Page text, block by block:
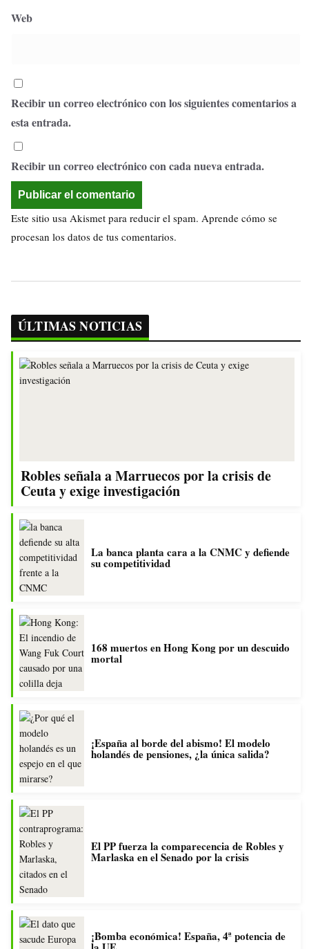
Web
Recibir un correo electrónico con los siguientes comentarios a
esta entrada.
Recibir un correo electrónico con cada nueva entrada.
Este sitio usa Akismet para reducir el spam. Aprende cómo se
procesan los datos de tus comentarios.
ÚLTIMAS NOTICIAS
Robles señala a Marruecos por la crisis de
Ceuta y exige investigación
La banca planta cara a la CNMC y defiende
su competitividad
168 muertos en Hong Kong por un descuido
mortal
¡España al borde del abismo! El modelo
holandés de pensiones, ¿la única salida?
El PP fuerza la comparecencia de Robles y
Marlaska en el Senado por la crisis
¡Bomba económica! España, 4ª potencia de